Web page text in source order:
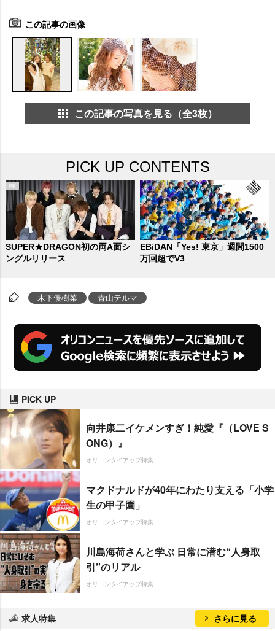
この記事の画像
この記事の写真を見る（全3枚）
PICK UP CONTENTS
SUPER★DRAGON初の両A面シ
ングルリリース
EBiDAN「Yes! 東京」週間1500
万回超でV3
木下優樹菜 青山テルマ
PICK UP
向井康二イケメンすぎ！純愛『（LOVE S
ONG）』
オリコンタイアップ特集
マクドナルドが40年にわたり支える「小学
生の甲子園」
オリコンタイアップ特集
川島海荷さんと学ぶ 日常に潜む“人身取
引”のリアル
オリコンタイアップ特集
求人特集 さらに見る